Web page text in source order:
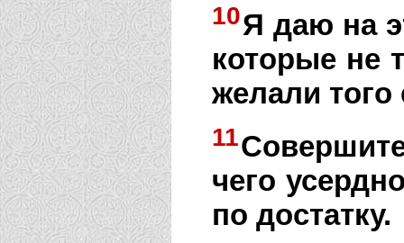
10Я даю на
которые не
желали
11
чего
по достатку.